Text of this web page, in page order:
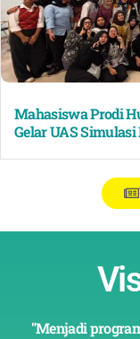
Mahasiswa Prodi
Gelar UAS
"Menjadi